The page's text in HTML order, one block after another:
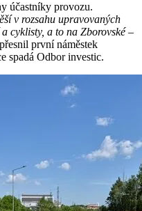
účastníky provozu.
v rozsahu upravovaných
cyklisty, a to na Zborovské –
první náměstek
spadá Odbor investic.